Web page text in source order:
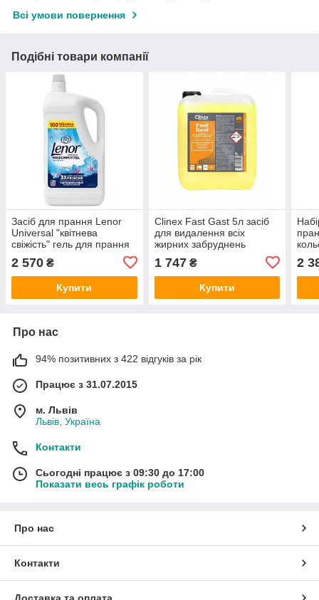
Всі умови повернення
Подібні товари компанії
Засіб для прання Lenor
Universal "квітнева
свіжість" гель для прання
2 570 ₴
Купити
Clinex Fast Gast 5л засіб
для видалення всіх
жирних забруднень
1 747₴
Купити
2
Про нас
94% позитивних з 422 відгуків за рік
Працює з 31.07.2015
м. Львів
Львів, Україна
Контакти
Сьогодні працює з 09:30 до 17:00
Показати весь графік роботи
Про нас
Контакти